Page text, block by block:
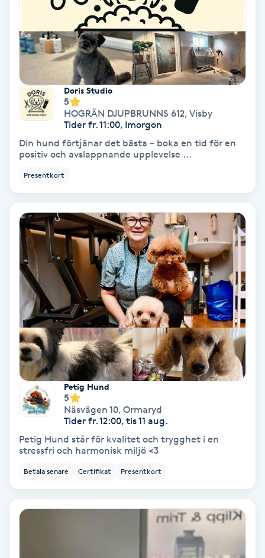
Föning
Gel naglar
Gellack
Gellack med förstärkning
Gravidmassage
Gravidyoga
Gruppträning
Gua Sha-massage
Hatha Yoga
Headspa
Healing
Herrklippning
HIFU
Doris Studio
5
HOGRÄN DJUPBRUNNS 612, Visby
Tider fr. 11:00, Imorgon
Din hund förtjänar det bästa – boka en tid för en
positiv och avslappnande upplevelse ...
Presentkort
Petig Hund
5
Näsvägen 10, Ormaryd
Tider fr. 12:00, tis 11 aug.
Petig Hund står för kvalitet och trygghet i en
stressfri och harmonisk miljö <3
Betala senare Certifikat Presentkort